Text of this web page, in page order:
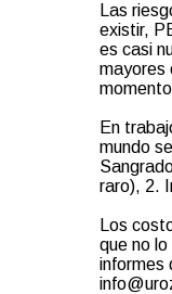
Las
existir,
es casi
mayores
En
mundo
raro), 2.
Los
que no
informes